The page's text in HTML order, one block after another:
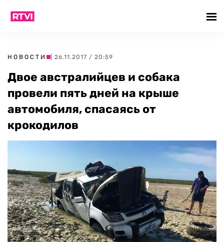
НОВОСТИ | 26.11.2017 / 20:59
Двое австралийцев и собака
провели пять дней на крыше
автомобиля, спасаясь от
крокодилов